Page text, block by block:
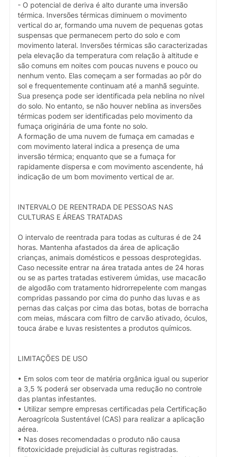
- O potencial de deriva é alto durante uma inversão
térmica. Inversões térmicas diminuem o movimento
vertical do ar, formando uma nuvem de pequenas gotas
suspensas que permanecem perto do solo e com
movimento lateral. Inversões térmicas são caracterizadas
pela elevação da temperatura com relação à altitude e
são comuns em noites com poucas nuvens e pouco ou
nenhum vento. Elas começam a ser formadas ao pôr do
sol e frequentemente continuam até a manhã seguinte.
Sua presença pode ser identificada pela neblina no nível
do solo. No entanto, se não houver neblina as inversões
térmicas podem ser identificadas pelo movimento da
fumaça originária de uma fonte no solo.
A formação de uma nuvem de fumaça em camadas e
com movimento lateral indica a presença de uma
inversão térmica; enquanto que se a fumaça for
rapidamente dispersa e com movimento ascendente, há
indicação de um bom movimento vertical de ar.
INTERVALO DE REENTRADA DE PESSOAS NAS
CULTURAS E ÁREAS TRATADAS
O intervalo de reentrada para todas as culturas é de 24
horas. Mantenha afastados da área de aplicação
crianças, animais domésticos e pessoas desprotegidas.
Caso necessite entrar na área tratada antes de 24 horas
ou se as partes tratadas estiverem úmidas, use macacão
de algodão com tratamento hidrorrepelente com mangas
compridas passando por cima do punho das luvas e as
pernas das calças por cima das botas, botas de borracha
com meias, máscara com filtro de carvão ativado, óculos,
touca árabe e luvas resistentes a produtos químicos.
LIMITAÇÕES DE USO
• Em solos com teor de matéria orgânica igual ou superior
a 3,5 % poderá ser observada uma redução no controle
das plantas infestantes.
• Utilizar sempre empresas certificadas pela Certificação
Aeroagrícola Sustentável (CAS) para realizar a aplicação
aérea.
• Nas doses recomendadas o produto não causa
fitotoxicidade prejudicial às culturas registradas.